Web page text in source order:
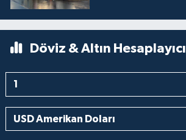
Döviz & Altın Hesaplayıcı